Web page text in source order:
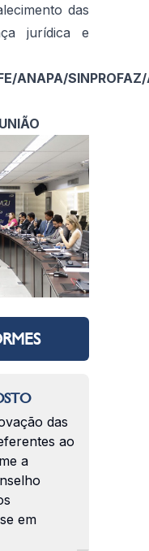
das
jurídica e
ANAPA/
das
ao
a
em